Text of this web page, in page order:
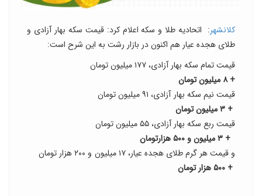
کلانشهر: اتحادیه طلا و سکه اعلام کرد: قیمت سکه بهار آزادی و
طلای هجده عیار هم اکنون در بازار رشت به این شرح است:
قیمت تمام سکه بهار آزادی، ۱۷۷ میلیون تومان
+ ۸ میلیون تومان
قیمت نیم سکه بهار آزادی، ۹۱ میلیون تومان
+ ۳ میلیون تومان
قیمت ربع سکه بهار آزادی، ۵۵ میلیون تومان
+ ۳ میلیون و ۵۰۰ هزارتومان
و قیمت هر گرم طلای هجده عیار، ۱۷ میلیون و ۲۰۰ هزار تومان
+ ۵۰۰ هزار تومان